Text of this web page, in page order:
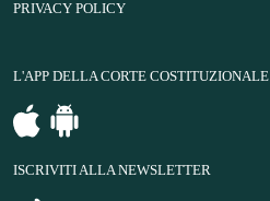
PRIVACY POLICY
L'APP DELLA CORTE COSTITUZIONALE
ISCRIVITI ALLA NEWSLETTER